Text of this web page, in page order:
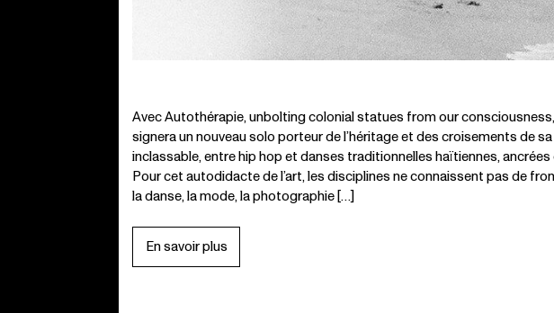
Avec Autothérapie, unbolting colonial statues from our
signera un nouveau solo porteur de l’héritage et des croisements de
inclassable, entre hip hop et danses traditionnelles haïtiennes, ancrées
Pour cet autodidacte de l’art, les disciplines ne connaissent pas de
la danse, la mode, la photographie […]
En savoir plus